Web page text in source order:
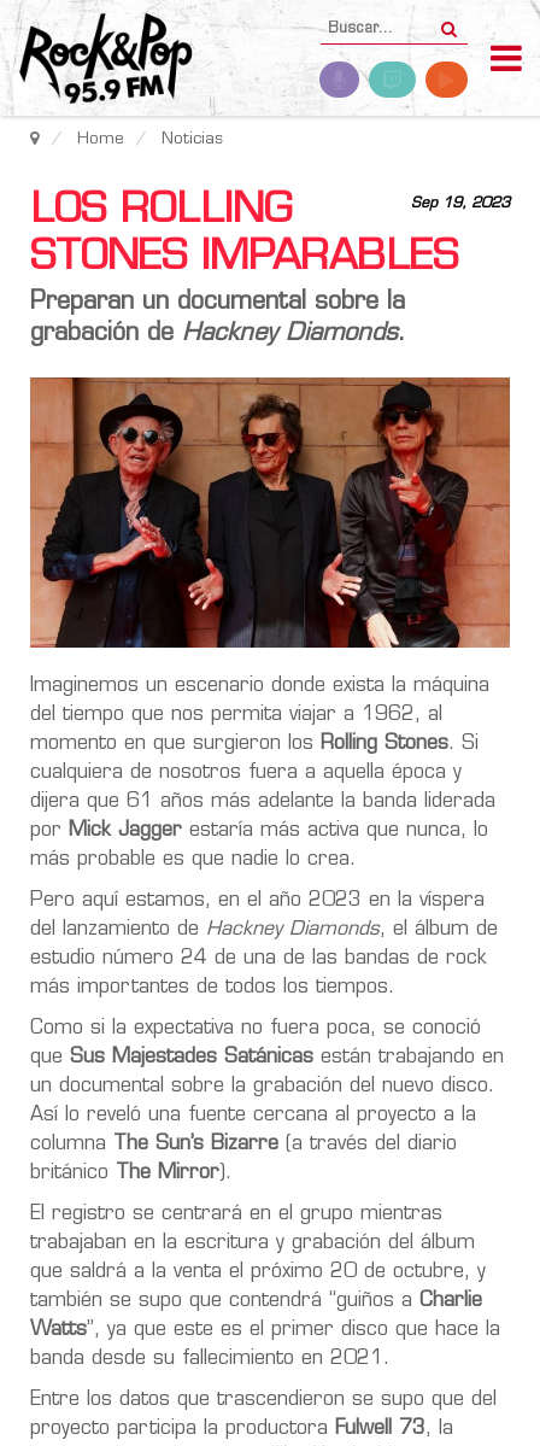
Home Noticias
Sep 19, 2023
LOS ROLLING
STONES IMPARABLES
Preparan un documental sobre la
grabación de Hackney Diamonds.
Imaginemos un escenario donde exista la máquina
del tiempo que nos permita viajar a 1962, al
momento en que surgieron los Rolling Stones. Si
cualquiera de nosotros fuera a aquella época y
dijera que 61 años más adelante la banda liderada
por
Mick Jagger estaría más activa que nunca, lo
más probable es que nadie lo crea.
Pero aquí estamos, en el año 2023 en la víspera
del lanzamiento de Hackney Diamonds, el álbum de
estudio número 24 de una de las bandas de rock
más importantes de todos los tiempos.
Como si la expectativa no fuera poca, se conoció
que Sus Majestades Satánicas están trabajando en
un documental sobre la grabación del nuevo disco.
Así lo reveló una fuente cercana al proyecto a la
columna
The Sun’s Bizarre (a través del diario
británico
The Mirror ).
El registro se centrará en el grupo mientras
trabajaban en la escritura y grabación del álbum
que saldrá a la venta el próximo 20 de octubre, y
también se supo que contendrá “guiños a Charlie
Watts”, ya que este es el primer disco que hace la
banda desde su fallecimiento en 2021.
Entre los datos que trascendieron se supo que del
proyecto participa la productora Fulwell 73, la